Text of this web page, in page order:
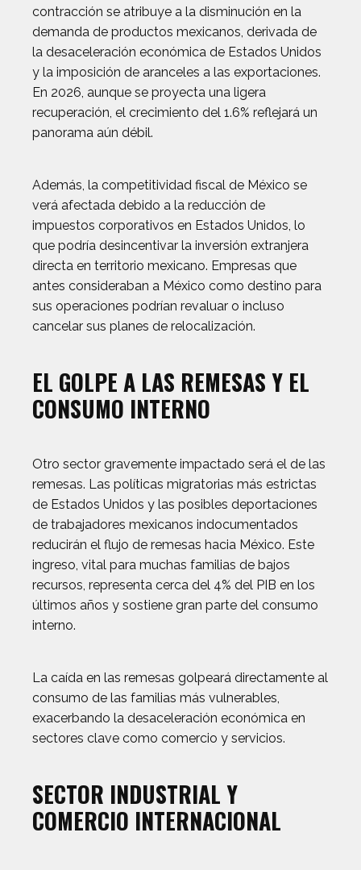
contracción se atribuye a la disminución en la
demanda de productos mexicanos, derivada de
la desaceleración económica de Estados Unidos
y la imposición de aranceles a las exportaciones.
En 2026, aunque se proyecta una ligera
recuperación, el crecimiento del 1.6% reflejará un
panorama aún débil.
Además, la competitividad fiscal de México se
verá afectada debido a la reducción de
impuestos corporativos en Estados Unidos, lo
que podría desincentivar la inversión extranjera
directa en territorio mexicano. Empresas que
antes consideraban a México como destino para
sus operaciones podrían revaluar o incluso
cancelar sus planes de relocalización.
EL GOLPE A LAS REMESAS Y EL
CONSUMO INTERNO
Otro sector gravemente impactado será el de las
remesas. Las políticas migratorias más estrictas
de Estados Unidos y las posibles deportaciones
de trabajadores mexicanos indocumentados
reducirán el flujo de remesas hacia México. Este
ingreso, vital para muchas familias de bajos
recursos, representa cerca del 4% del PIB en los
últimos años y sostiene gran parte del consumo
interno.
La caída en las remesas golpeará directamente al
consumo de las familias más vulnerables,
exacerbando la desaceleración económica en
sectores clave como comercio y servicios.
SECTOR INDUSTRIAL Y
COMERCIO INTERNACIONAL